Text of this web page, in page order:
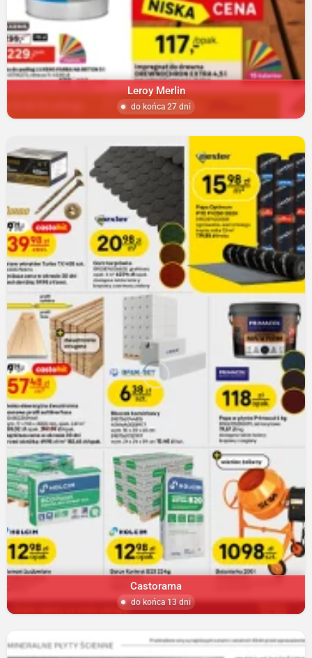
Leroy Merlin
do końca 27 dni
Castorama
do końca 13 dni